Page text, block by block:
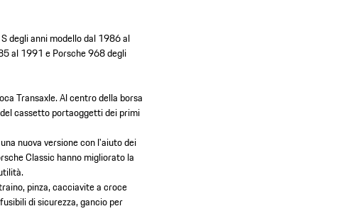
degli anni modello dal 1986 al
al 1991 e Porsche 968 degli
Transaxle. Al centro della borsa
cassetto portaoggetti dei primi
nuova versione con l'aiuto dei
Classic hanno migliorato la
pinza, cacciavite a croce
di sicurezza, gancio per